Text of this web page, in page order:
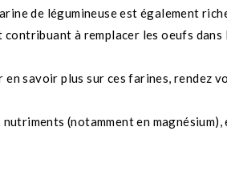
de légumineuse est également
à remplacer les oeufs
en savoir plus sur ces farines, rendez
(notamment en